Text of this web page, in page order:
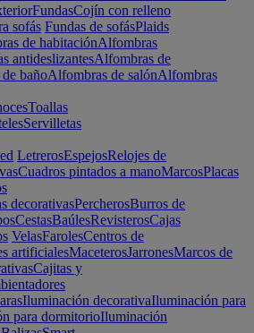
FundasCojín con relleno
sofás Fundas de sofásPlaids
de habitaciónAlfombras
antideslizantesAlfombras de
bañoAlfombras de salónAlfombras
Toallas
Servilletas
LetrerosEspejosRelojes de
Cuadros pintados a manoMarcosPlacas
decorativasPercherosBurros de
CestasBaúlesRevisterosCajas
VelasFarolesCentros de
artificialesMaceterosJarronesMarcos de
Cajitas y
Iluminación decorativaIluminación para
para dormitorioIluminación